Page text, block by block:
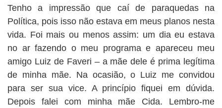
Tenho a impressão que caí de paraquedas na
Política, pois isso não estava em meus planos nesta
vida. Foi mais ou menos assim: um dia eu estava
no ar fazendo o meu programa e apareceu meu
amigo Luiz de Faveri – a mãe dele é prima legítima
de minha mãe. Na ocasião, o Luiz me convidou
para ser sua vice. A princípio fiquei em dúvida.
Depois falei com minha mãe Cida. Lembro-me